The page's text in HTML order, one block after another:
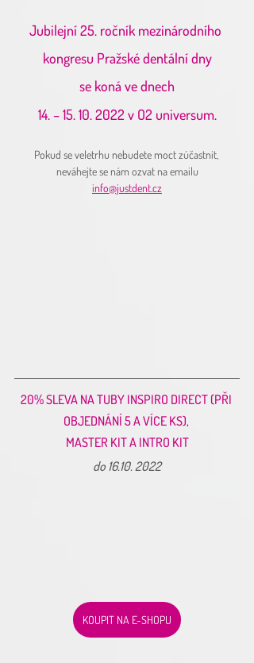
Jubilejní 25. ročník mezinárodního
kongresu Pražské dentální dny
se koná ve dnech
14. – 15. 10. 2022 v O2 universum.
Pokud se veletrhu nebudete moct zúčastnit,
neváhejte se nám ozvat na emailu
info@justdent.cz
20% SLEVA NA TUBY INSPIRO DIRECT (PŘI
OBJEDNÁNÍ 5 A VÍCE KS),
MASTER KIT A INTRO KIT
do 16.10. 2022
KOUPIT NA E-SHOPU